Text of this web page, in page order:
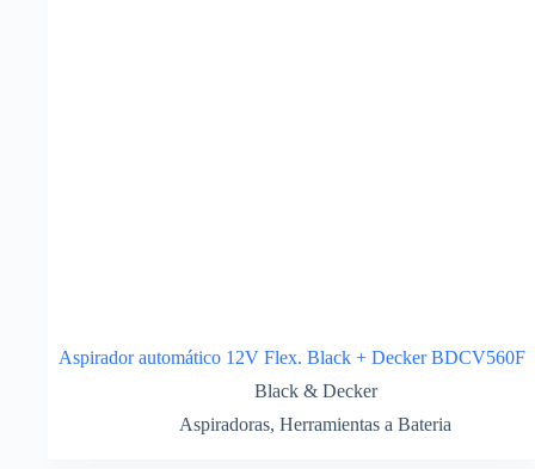
Aspirador automático 12V Flex. Black + Decker BDCV560F
Black & Decker
Aspiradoras, Herramientas a Bateria